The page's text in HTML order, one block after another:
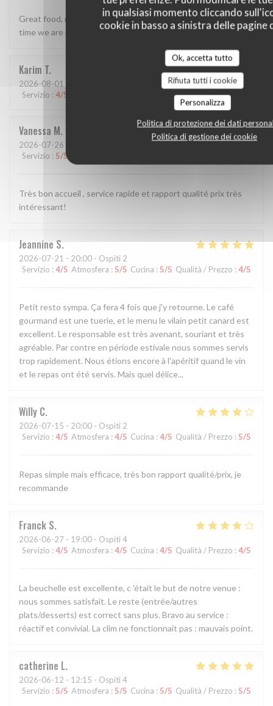
in qualsiasi momento cliccando
cookie in basso a sinistra delle pagine
Ok, accetta tutto
Rifiuta tutti i cookie
Personalizza
Politica di protezione dei dati
Politica di gestione dei cookie
Great food, really lovely staff. Perfect for us - we visit every
time we are in Tours now.
Karim T
2026-08-01
Servizio : 4/5 Qualità / Prezzo
Vanessa M
2026-07-26
Servizio : 5/5
Très bon accueil , service rapide et rapport qualité prix très
intéressant!
Jeannine S
2026-07-21 - 20:00 - Ospiti 2
Servizio : 4/5 Atmosfera : 5/5 Cucina : 5/5 Qualità / Prezzo : 4/5
Petit resto sympa. Ça fera 4 fois que j'y retourne. Le café
gourmand est une tuerie, et le menu le vilain petit canard est
excellent. Le responsable est très avenant, souriant et très
agréable. Par contre en période estivale nous sommes servis
trop rapidement. Nous étions encore à l'apéritif quand le vin
et le repas ont été servis. Mais quel délice...
Willy C
2026-07-15 - 20:00 - Ospiti 2
Servizio : 4/5 Atmosfera : 4/5 Cucina : 4/5 Qualità / Prezzo : 5/5
Repas simple mais efficace, très bon rapport qualité/prix, je
recommande
Franck S
2026-06-27 - 19:00 - Ospiti 4
Servizio : 4/5 Atmosfera : 4/5 Cucina : 4/5 Qualità / Prezzo : 4/5
La beuchelle est excellente, c 'était le but de notre venue :
nous sommes satisfait. Le reste (entrée/autres
plats/desserts) est correct sans plus. Bravo au service :
réactif et convivial. La clim ne fonctionnait pas : mauvais point.
catherine L
2026-06-12 - 12:15 - Ospiti 4
Servizio : 5/5 Atmosfera : 5/5 Cucina : 5/5 Qualità / Prezzo : 5/5